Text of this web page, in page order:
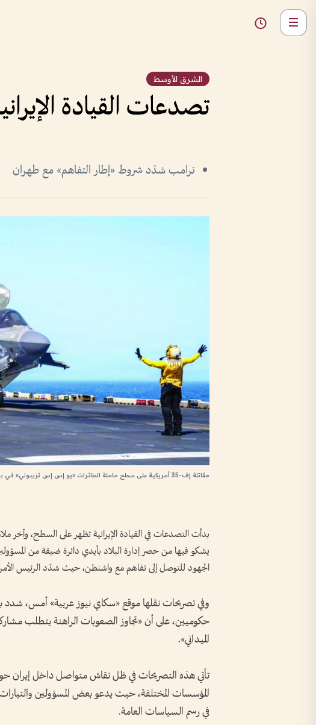
الشرق الأوسط
تصدعات القيادة
ترامب شدّد شروط «إطار التفاهم» مع طهران
مقاتلة إف-35 أمريكية على سطح حاملة الطائرات «يو إس إس تريبولي» في بحر العرب
بدأت التصدعات في القيادة الإيرانية تظهر على السطح، وآخر
يشكو فيها من حصر إدارة البلاد بأيدي دائرة ضيقة من
الجهود للتوصل إلى تفاهم مع واشنطن، حيث شدّد الرئيس
وفي تصريحات نقلها موقع «سكاي نيوز عربية» أمس،
حكوميين، على أن «تجاوز الصعوبات الراهنة يتطلب
الميداني».
تأتي هذه التصريحات في ظل نقاش متواصل داخل إيران
المؤسسات المختلفة، حيث يدعو بعض المسؤولين والتيارات
في رسم السياسات العامة.